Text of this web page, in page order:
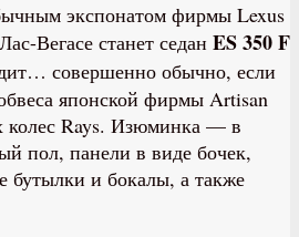
экспонатом фирмы Lexus
Вегасе станет седан ES 350 F
совершенно обычно, если
японской фирмы Artisan
Rays. Изюминка — в
пол, панели в виде бочек,
бутылки и бокалы, а также